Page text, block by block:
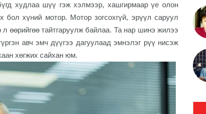
худлаа шүү гэж хэлмээр, хашгирмаар үе олон
хүний мотор. Мотор зогсохгүй, эрүүл саруул
өөрийгөө тайтгаруулж байлаа. Та нар шинэ жилээ
авч эмч дүүгээ дагуулаад эмнэлэг рүү нисэж
хөгжих сайхан юм.